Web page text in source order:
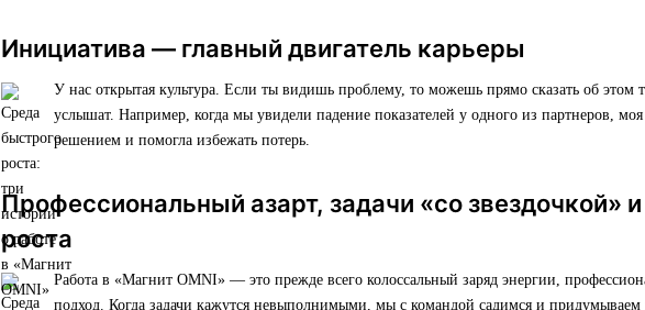
Инициатива — главный двигатель карьеры
У нас открытая культура. Если ты видишь проблему, то можешь прямо сказать об этом
услышат. Например, когда мы увидели падение показателей у одного из партнеров,
решением и помогла избежать потерь.
Профессиональный азарт, задачи «со звездочкой»
роста
Работа в «Магнит OMNI» — это прежде всего колоссальный заряд энергии,
подход. Когда задачи кажутся невыполнимыми, мы с командой садимся и придумываем